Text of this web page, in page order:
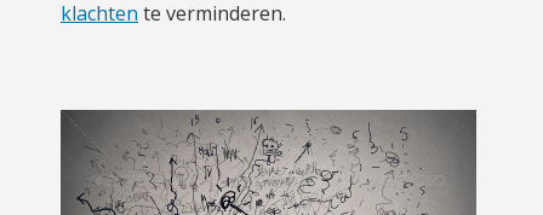
klachten te verminderen.